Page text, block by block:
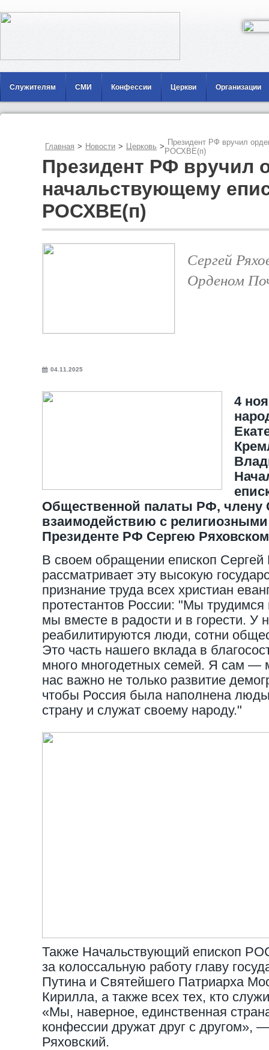
Служителям СМИ Конфессии Церкви Организации
Главная > Новости > Церковь > Президент РФ вручил
РОСХВЕ(п)
Президент РФ вручил
начальствующему
РОСХВЕ(п)
Сергей
Орденом
04.11.2025
4
Общественной палаты РФ, члену
взаимодействию с
Президенте РФ Сергею
В своем обращении епископ Сергей
рассматривает эту высокую
признание труда всех христиан
протестантов России: "Мы
мы вместе в радости и в горести. У
реабилитируются люди, сотни
Это часть нашего вклада в
много многодетных семей. Я сам —
нас важно не только развитие
чтобы Россия была наполнена
страну и служат своему народу."
Также Начальствующий епископ
за колоссальную работу главу
Путина и Святейшего Патриарха
Кирилла, а также всех тех, кто
«Мы, наверное, единственная
конфессии дружат друг с другом»,
Ряховский.